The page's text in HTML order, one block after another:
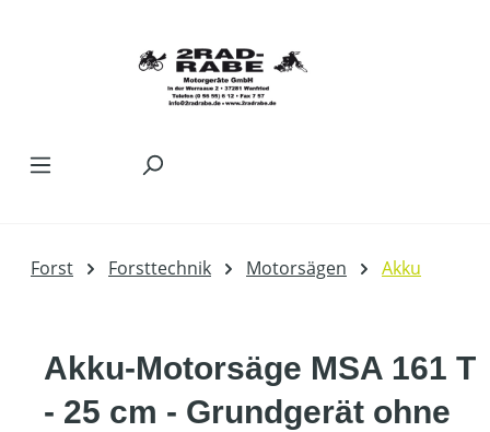
Forst Forsttechnik Motorsägen Akku
Akku-Motorsäge MSA 161 T
- 25 cm - Grundgerät ohne